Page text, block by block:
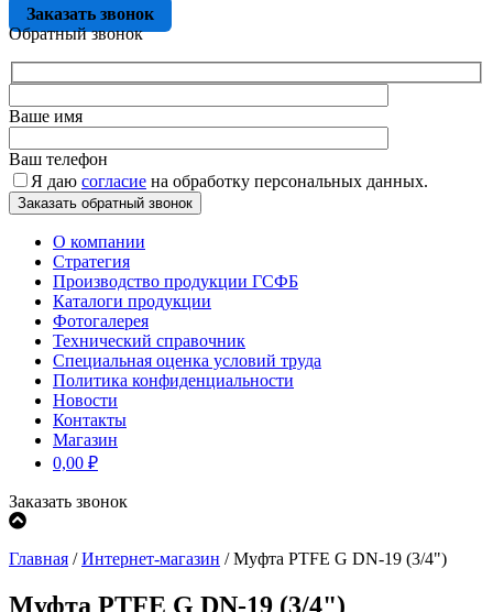
Заказать звонок
Обратный звонок
Ваше имя
Ваш телефон
Я даю согласие на обработку персональных данных.
О компании
Стратегия
Производство продукции ГСФБ
Каталоги продукции
Фотогалерея
Технический справочник
Специальная оценка условий труда
Политика конфиденциальности
Новости
Контакты
Магазин
0,00 ₽
Заказать звонок
Главная /Интернет-магазин /Муфта PTFE G DN-19 (3/4")
Муфта PTFE G DN-19 (3/4")